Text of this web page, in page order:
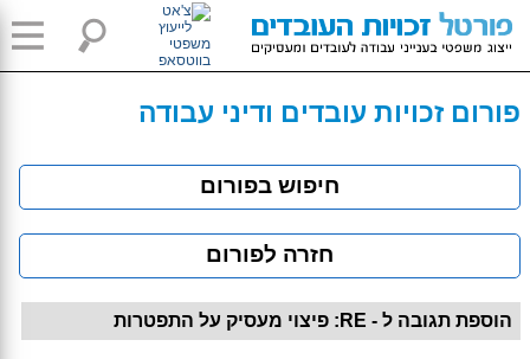
פורום זכויות עובדים ודיני עבודה
חיפוש בפורום
חזרה לפורום
הוספת תגובה ל - RE: פיצוי מעסיק על התפטרות